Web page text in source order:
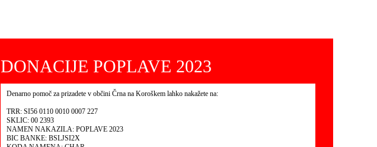
DONACIJE POPLAVE 2023
Denarno pomoč za prizadete v občini Črna na Koroškem lahko nakažete na:
TRR: SI56 0110 0010 0007 227
SKLIC: 00 2393
NAMEN NAKAZILA: POPLAVE 2023
BIC BANKE: BSLJSI2X